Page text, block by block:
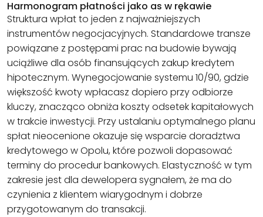
Harmonogram płatności jako as w rękawie
Struktura wpłat to jeden z najważniejszych
instrumentów negocjacyjnych. Standardowe transze
powiązane z postępami prac na budowie bywają
uciążliwe dla osób finansujących zakup kredytem
hipotecznym. Wynegocjowanie systemu 10/90, gdzie
większość kwoty wpłacasz dopiero przy odbiorze
kluczy, znacząco obniża koszty odsetek kapitałowych
w trakcie inwestycji. Przy ustalaniu optymalnego planu
spłat nieocenione okazuje się wsparcie doradztwa
kredytowego w Opolu, które pozwoli dopasować
terminy do procedur bankowych. Elastyczność w tym
zakresie jest dla dewelopera sygnałem, że ma do
czynienia z klientem wiarygodnym i dobrze
przygotowanym do transakcji.